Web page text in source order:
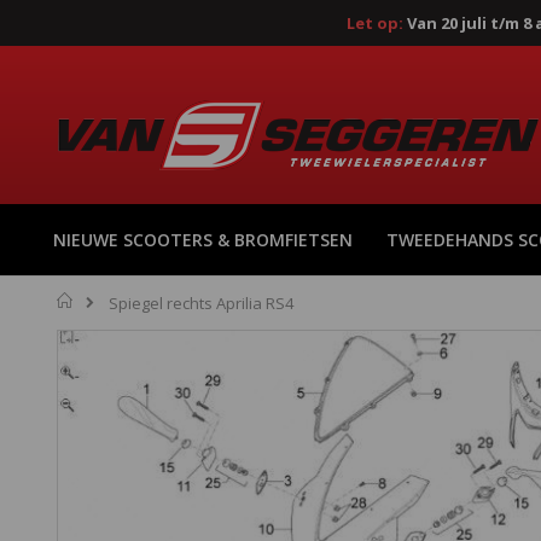
Let op: Van 20 juli t/m
inhoud
NIEUWE SCOOTERS & BROMFIETSEN TWEEDEHANDS
Home
Spiegel rechts Aprilia RS4
Ga
naar
het
einde